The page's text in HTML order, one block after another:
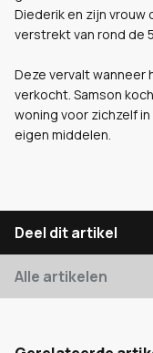
Diederik en zijn
verstrekt van rond de
Deze vervalt wanneer
verkocht. Samson
woning voor zichzelf in
eigen middelen.
Deel dit artikel
Alle artikelen